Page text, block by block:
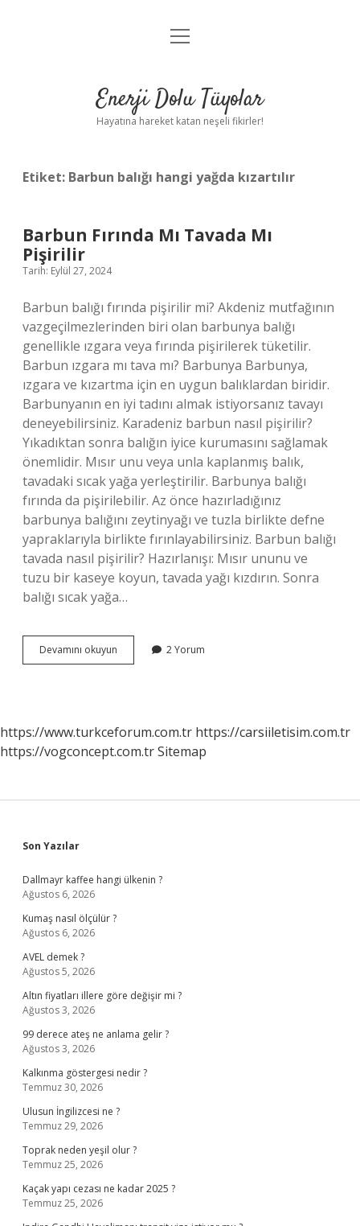
Anasayfa
Yasal Uyarı
menüyü
Enerji Dolu Tüyolar
Hayatına hareket katan neşeli fikirler!
Etiket: Barbun balığı hangi yağda kızartılır
Barbun Fırında Mı Tavada Mı
Pişirilir
Tarih: Eylül 27, 2024
Barbun balığı fırında pişirilir mi? Akdeniz mutfağının
vazgeçilmezlerinden biri olan barbunya balığı
genellikle ızgara veya fırında pişirilerek tüketilir.
Barbun ızgara mı tava mı? Barbunya Barbunya,
ızgara ve kızartma için en uygun balıklardan biridir.
Barbunyanın en iyi tadını almak istiyorsanız tavayı
deneyebilirsiniz. Karadeniz barbun nasıl pişirilir?
Yıkadıktan sonra balığın iyice kurumasını sağlamak
önemlidir. Mısır unu veya unla kaplanmış balık,
tavadaki sıcak yağa yerleştirilir. Barbunya balığı
fırında da pişirilebilir. Az önce hazırladığınız
barbunya balığını zeytinyağı ve tuzla birlikte defne
yapraklarıyla birlikte fırınlayabilirsiniz. Barbun balığı
tavada nasıl pişirilir? Hazırlanışı: Mısır ununu ve
tuzu bir kaseye koyun, tavada yağı kızdırın. Sonra
balığı sıcak yağa…
Devamını okuyun
Fırında
2 Yorum
https://www.turkceforum.com.tr https://carsiiletisim.com.tr
https://vogconcept.com.trSitemap
Sidebar
Son Yazılar
Dallmayr kaffee hangi ülkenin ?
Ağustos 6, 2026
Kumaş nasıl ölçülür ?
Ağustos 6, 2026
AVEL demek ?
Ağustos 5, 2026
Altın fiyatları illere göre değişir mi ?
Ağustos 3, 2026
99 derece ateş ne anlama gelir ?
Ağustos 3, 2026
Kalkınma göstergesi nedir ?
Temmuz 30, 2026
Ulusun İngilizcesi ne ?
Temmuz 29, 2026
Toprak neden yeşil olur ?
Temmuz 25, 2026
Kaçak yapı cezası ne kadar 2025 ?
Temmuz 25, 2026